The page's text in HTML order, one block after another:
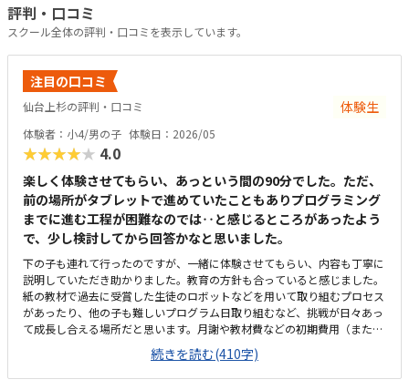
評判・口コミ
スクール全体の評判・口コミを表示しています。
注目の口コミ
仙台上杉の評判・口コミ 体験生
体験者：小4/男の子 体験日：2026/05
★★★★★ 4.0
楽しく体験させてもらい、あっという間の90分でした。ただ、
前の場所がタブレットで進めていたこともありプログラミング
までに進む工程が困難なのでは‥と感じるところがあったよう
で、少し検討してから回答かなと思いました。
下の子も連れて行ったのですが、一緒に体験させてもらい、内容も丁寧に
説明していただき助かりました。教育の方針も合っていると感じました。
紙の教材で過去に受賞した生徒のロボットなどを用いて取り組むプロセス
があったり、他の子も難しいプログラム日取り組むなど、挑戦が日々あっ
て成長し合える場所だと思います。月謝や教材費などの初期費用（また
は、平日の送迎のやりくり）の面で、予算との兼ね合いをもう少し慎重に
検討する必要があると感じています。それぞれ日違うロボットを作成して
進めているのもいい刺激になると思う。他の生徒の子もそれぞれ取り組む
続きを読む(410字)